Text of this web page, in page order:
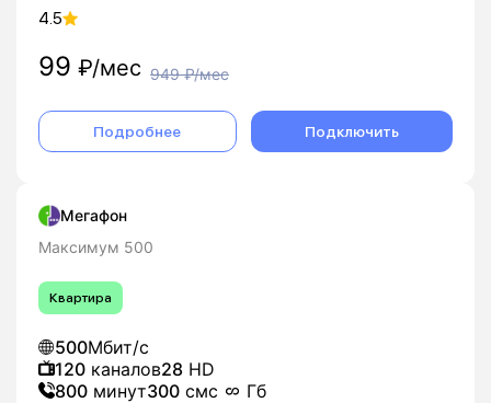
4.5
99 ₽/мес 949₽/мес
Подробнее Подключить
Мегафон
Максимум 500
Квартира
500Мбит/с
120 каналов28 HD
800 минут300 смс Гб